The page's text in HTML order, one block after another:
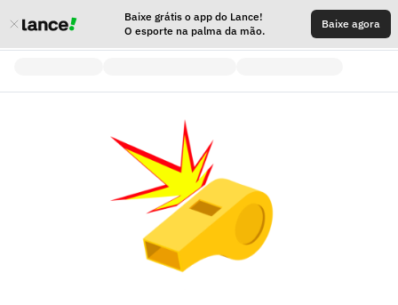
Baixe grátis o app do Lance!
O esporte na palma da mão.
Baixe agora